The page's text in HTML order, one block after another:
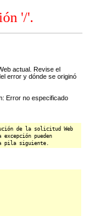
'/'.
actual. Revise el
error y dónde se originó
Error no especificado
de la solicitud Web
pueden
pila siguiente.